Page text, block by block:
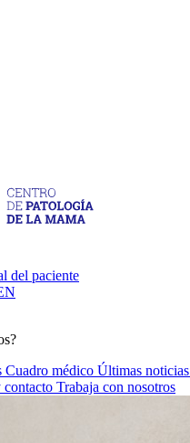
del paciente
Cuadro médico Últimas noticias
Trabaja con nosotros